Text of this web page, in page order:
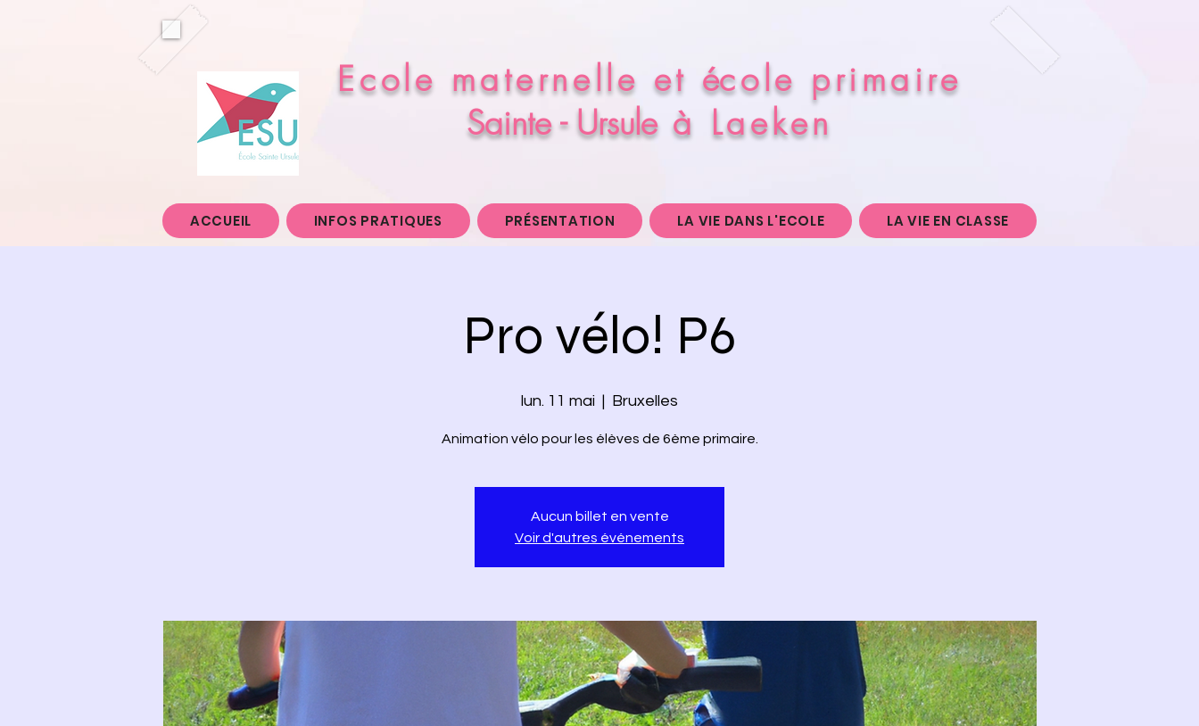
​Ecole maternelle etécole primaire
Sainte - Ursuleà Laeken
ACCUEIL INFOS PRATIQUES PRÉSENTATION LA VIE DANS L'ECOLE LA VIE EN CLASSE
Pro vélo! P6
lun. 11 mai
  |
Bruxelles
Animation vélo pour les élèves de 6ème primaire.
Aucun billet en vente
Voir d'autres événements